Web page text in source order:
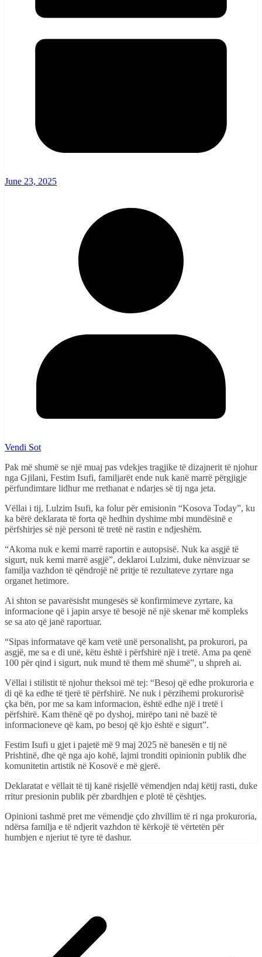
June 23, 2025
Vendi Sot
Pak më shumë se një muaj pas vdekjes tragjike të dizajnerit të njohur
nga Gjilani, Festim Isufi, familjarët ende nuk kanë marrë përgjigje
përfundimtare lidhur me rrethanat e ndarjes së tij nga jeta.
Vëllai i tij, Lulzim Isufi, ka folur për emisionin “Kosova Today”, ku
ka bërë deklarata të forta që hedhin dyshime mbi mundësinë e
përfshirjes së një personi të tretë në rastin e ndjeshëm.
“Akoma nuk e kemi marrë raportin e autopsisë. Nuk ka asgjë të
sigurt, nuk kemi marrë asgjë”, deklaroi Lulzimi, duke nënvizuar se
familja vazhdon të qëndrojë në pritje të rezultateve zyrtare nga
organet hetimore.
Ai shton se pavarësisht mungesës së konfirmimeve zyrtare, ka
informacione që i japin arsye të besojë në një skenar më kompleks
se sa ato që janë raportuar.
“Sipas informatave që kam vetë unë personalisht, pa prokurori, pa
asgjë, me sa e di unë, këtu është i përfshirë një i tretë. Ama pa qenë
100 për qind i sigurt, nuk mund të them më shumë”, u shpreh ai.
Vëllai i stilistit të njohur theksoi më tej: “Besoj që edhe prokuroria e
di që ka edhe të tjerë të përfshirë. Ne nuk i përzihemi prokurorisë
çka bën, por me sa kam informacion, është edhe një i tretë i
përfshirë. Kam thënë që po dyshoj, mirëpo tani në bazë të
informacioneve që kam, po besoj që kjo është e sigurt”.
Festim Isufi u gjet i pajetë më 9 maj 2025 në banesën e tij në
Prishtinë, dhe që nga ajo kohë, lajmi tronditi opinionin publik dhe
komunitetin artistik në Kosovë e më gjerë.
Deklaratat e vëllait të tij kanë risjellë vëmendjen ndaj këtij rasti, duke
rritur presionin publik për zbardhjen e plotë të çështjes.
Opinioni tashmë pret me vëmendje çdo zhvillim të ri nga prokuroria,
ndërsa familja e të ndjerit vazhdon të kërkojë të vërtetën për
humbjen e njeriut të tyre të dashur.